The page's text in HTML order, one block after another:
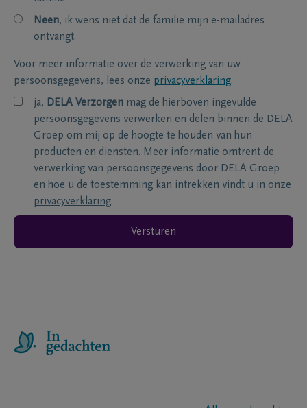
Neen, ik wens niet dat de familie mijn e-mailadres
ontvangt.
Voor meer informatie over de verwerking van uw
persoonsgegevens, lees onze privacyverklaring.
ja, DELA Verzorgen mag de hierboven ingevulde
persoonsgegevens verwerken en delen binnen de DELA
Groep om mij op de hoogte te houden van hun
producten en diensten. Meer informatie omtrent de
verwerking van persoonsgegevens door DELA Groep
en hoe u de toestemming kan intrekken vindt u in onze
privacyverklaring.
Versturen